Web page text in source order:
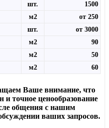
шт.
1500
м2
от 250
шт.
от 3000
м2
90
м2
50
м2 60
Ваше внимание, что
точное ценообразование
общения с нашим
ваших запросов.